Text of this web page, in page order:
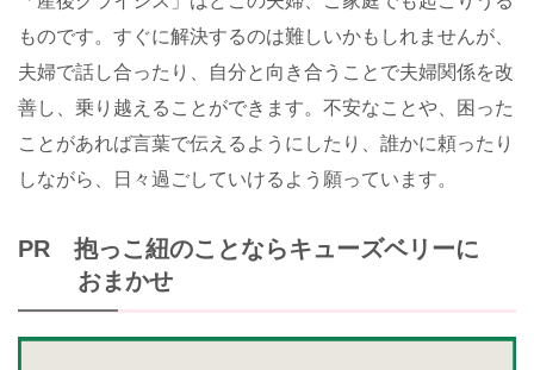
ものです。すぐに解決するのは難しいかもしれませんが、
夫婦で話し合ったり、自分と向き合うことで夫婦関係を改
善し、乗り越えることができます。不安なことや、困った
ことがあれば言葉で伝えるようにしたり、誰かに頼ったり
しながら、日々過ごしていけるよう願っています。
PR 抱っこ紐のことならキューズベリーに
おまかせ